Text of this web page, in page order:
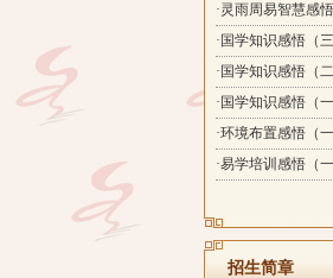
·灵雨周易智慧感
·国学知识感悟（
·国学知识感悟（
·国学知识感悟（
·环境布置感悟（一
·易学培训感悟（一
招生简章